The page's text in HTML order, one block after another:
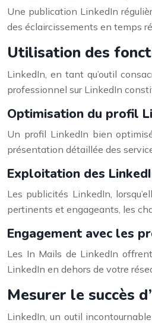
Une publication LinkedIn
des éclaircissements en temps
Utilisation des
LinkedIn, en tant qu’outil
professionnel sur LinkedIn
Optimisation du profil
Un profil LinkedIn bien
présentation détaillée des
Exploitation des
Les publicités LinkedIn,
pertinents et engageants, les
Engagement avec les
Les In Mails de LinkedIn
LinkedIn en dehors de votre
Mesurer le succès
LinkedIn, un outil